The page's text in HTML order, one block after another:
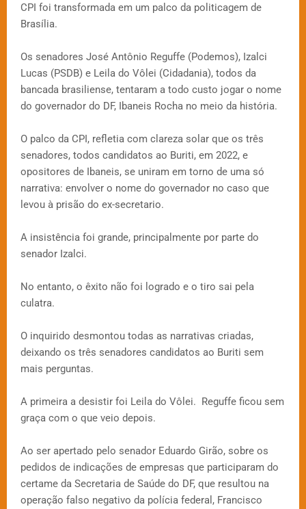
CPI foi transformada em um palco da politicagem de
Brasília.
Os senadores José Antônio Reguffe (Podemos), Izalci
Lucas (PSDB) e Leila do Vôlei (Cidadania), todos da
bancada brasiliense, tentaram a todo custo jogar o nome
do governador do DF, Ibaneis Rocha no meio da história.
O palco da CPI, refletia com clareza solar que os três
senadores, todos candidatos ao Buriti, em 2022, e
opositores de Ibaneis, se uniram em torno de uma só
narrativa: envolver o nome do governador no caso que
levou à prisão do ex-secretario.
A insistência foi grande, principalmente por parte do
senador Izalci.
No entanto, o êxito não foi logrado e o tiro sai pela
culatra.
O inquirido desmontou todas as narrativas criadas,
deixando os três senadores candidatos ao Buriti sem
mais perguntas.
A primeira a desistir foi Leila do Vôlei. Reguffe ficou sem
graça com o que veio depois.
Ao ser apertado pelo senador Eduardo Girão, sobre os
pedidos de indicações de empresas que participaram do
certame da Secretaria de Saúde do DF, que resultou na
operação falso negativo da polícia federal, Francisco